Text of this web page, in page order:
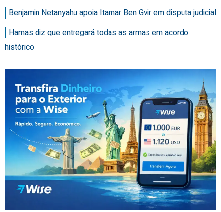
Benjamin Netanyahu apoia Itamar Ben Gvir em disputa judicial
Hamas diz que entregará todas as armas em acordo
histórico